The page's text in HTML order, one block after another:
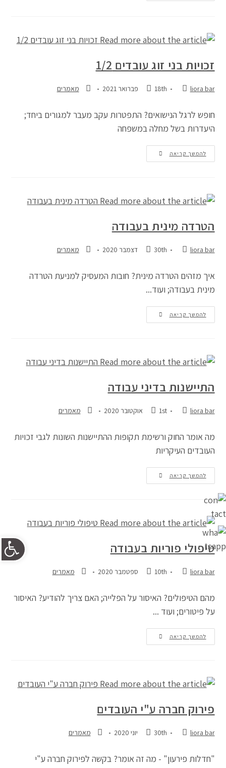
זכויות בני זוג עובדים 1/2
liora bar 18th פברואר 2021 מאמרים
חופש לרגל הנישואים? התפטרות עקב מעבר למגורים ביחד;
היעדרות בשל מחלה במשפחה
להמשך קריאה
הטרדה מינית בעבודה
liora bar 30th דצמבר 2020 מאמרים
איך מזהים הטרדה מינית? חובות המעסיק למניעת הטרדה
מינית בעבודה; ועוד...
להמשך קריאה
התיישנות בדיני עבודה
liora bar 1st אוקטובר 2020 מאמרים
מה אומר החוק ורשימת תקופות ההתיישנות השונות לגבי זכויות
העובדים העיקריות
להמשך קריאה
טיפולי פוריות בעבודה
liora bar 10th ספטמבר 2020 מאמרים
מהם הטיפולים? האיסור על הפלייה; האם צריך להודיע? האיסור
על פיטורים; ועוד ...
להמשך קריאה
פירוק חברה ע"י העובדים
liora bar 30th יוני 2020 מאמרים
"חדלות פירעון" - מה זה אומר? בקשה לפירוק חברה ע"י